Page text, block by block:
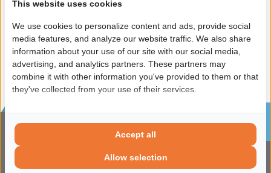
Enkel in combinatie met:FK90786
Product in orde:
Controleteken:E9-103R
Sinds 2002 de specialist in katalysatoren en
roetfilters
CONTACTGEGVENS
ADRES
This website uses cookies
We use cookies to personalize content and ads, provide social
media features, and analyze our website traffic. We also share
information about your use of our site with our social media,
advertising, and analytics partners. These partners may
combine it with other information you've provided to them or that
they've collected from your use of their services.
Allow selection
Accept all